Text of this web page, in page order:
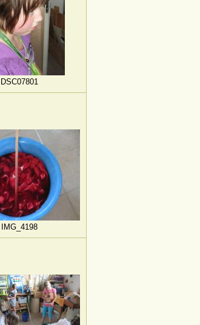
DSC07801
IMG_4198